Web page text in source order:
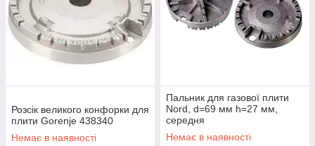
Розсік великого конфорки для
плити Gorenje 438340
Немає в наявності
Пальник для газової плити
Nord, d=69 мм h=27 мм,
середня
Немає в наявності